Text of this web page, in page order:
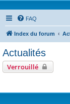
FAQ
Index du forum
Actualités
Verrouillé